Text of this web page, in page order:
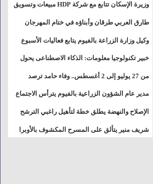
وزيرة الإسكان تتابع مع شركة HDP مبيعات وتسويق
مشروعات المدن الجديدة
طارق العربي طرقان وأبناؤه في ختام المهرجان
الصيفي للموسيقى والغناء بالمسرح المكشوف
وكيل وزارة الزراعة بالفيوم يتابع فعاليات الأسبوع
خبير تكنولوجيا معلومات: الذكاء الاصطناعى يحول
المستخدم إلى سلعة فى اقتصاد الانتباه
من 27 يوليو إلى 2 أغسطس.. وفاء حامد ترصد
تأثيرات أقوى الاتصالات الفلكية على الأبراج
مدير عام الشؤون الزراعية بالفيوم يترأس الاجتماع
الدوري لمتابعة الحصر الحيازي الجديدة
الإصلاح والنهضة يطلق خطة لتأهيل راغبي الترشح
للمجالس الشعبية المحلية ويستعرض خطط أماناته
بالمحافظات
شريف منير يتألق على المسرح المكشوف بالأوبرا